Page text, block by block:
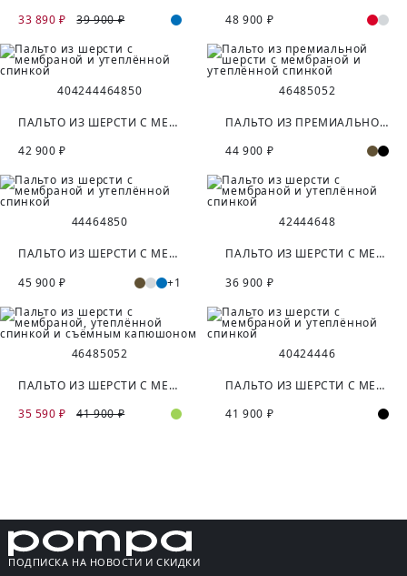
33 890 ₽
39 900 ₽
48 900 ₽
404244464850
ПАЛЬТО ИЗ ШЕРСТИ С МЕМБРАНОЙ И УТЕПЛЁННОЙ СПИНКОЙ
42 900 ₽
46485052
ПАЛЬТО ИЗ ПРЕМИАЛЬНОЙ ШЕРСТИ С МЕМБРАНОЙ И УТЕПЛЁННОЙ СПИНКОЙ
44 900 ₽
44464850
ПАЛЬТО ИЗ ШЕРСТИ С МЕМБРАНОЙ И УТЕПЛЁННОЙ СПИНКОЙ
45 900 ₽
+1
42444648
ПАЛЬТО ИЗ ШЕРСТИ С МЕМБРАНОЙ И УТЕПЛЁННОЙ СПИНКОЙ
36 900 ₽
46485052
ПАЛЬТО ИЗ ШЕРСТИ С МЕМБРАНОЙ, УТЕПЛЁННОЙ СПИНКОЙ И СЪЁМНЫМ КАПЮШОНОМ
35 590 ₽
41 900 ₽
40424446
ПАЛЬТО ИЗ ШЕРСТИ С МЕМБРАНОЙ И УТЕПЛЁННОЙ СПИНКОЙ
41 900 ₽
ПОДПИСКА НА НОВОСТИ И СКИДКИ